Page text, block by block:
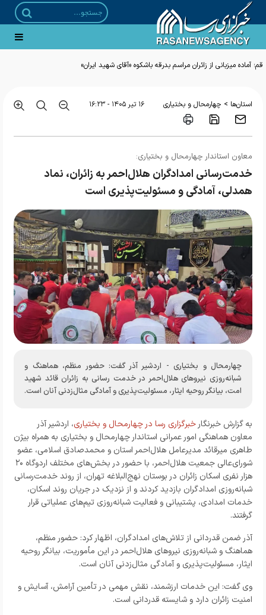
قم؛ آماده میزبانی از زائران مراسم بدرقه باشکوه «آقای شهید ایران»
استان‌ها > چهارمحال و بختیاری ۱۶ تير ۱۴۰۵ - ۱۶:۲۳
معاون استاندار چهارمحال و بختیاری:
خدمت‌رسانی امدادگران هلال‌احمر به زائران، نماد
همدلی، آمادگی و مسئولیت‌پذیری است
چهارمحال و بختیاری - اردشیر آذر گفت: حضور منظم، هماهنگ و
شبانه‌روزی نیروهای هلال‌احمر در خدمت رسانی به زائران قائد شهید
امت، بیانگر روحیه ایثار، مسئولیت‌پذیری و آمادگی مثال‌زدنی آنان است.
به گزارش خبرنگار خبرگزاری رسا در چهارمحال و بختیاری، اردشیر آذر
معاون هماهنگی امور عمرانی استاندار چهارمحال و بختیاری به همراه بیژن
طاهری میرقائد مدیرعامل هلال‌احمر استان و محمدصادق اسلامی، عضو
شورای‌عالی جمعیت هلال‌احمر، با حضور در بخش‌های مختلف اردوگاه ۲۰
هزار نفری اسکان زائران در بوستان نهج‌البلاغه تهران، از روند خدمت‌رسانی
شبانه‌روزی امدادگران بازدید کردند و از نزدیک در جریان روند اسکان،
خدمات امدادی، پشتیبانی و فعالیت شبانه‌روزی تیم‌های عملیاتی قرار
گرفتند.
آذر ضمن قدردانی از تلاش‌های امدادگران، اظهار کرد: حضور منظم،
هماهنگ و شبانه‌روزی نیروهای هلال‌احمر در این مأموریت، بیانگر روحیه
ایثار، مسئولیت‌پذیری و آمادگی مثال‌زدنی آنان است.
وی گفت: این خدمات ارزشمند، نقش مهمی در تأمین آرامش، آسایش و
امنیت زائران دارد و شایسته قدردانی است.